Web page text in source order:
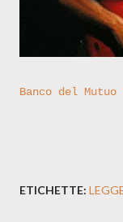
Banco del
ETICHETTE: